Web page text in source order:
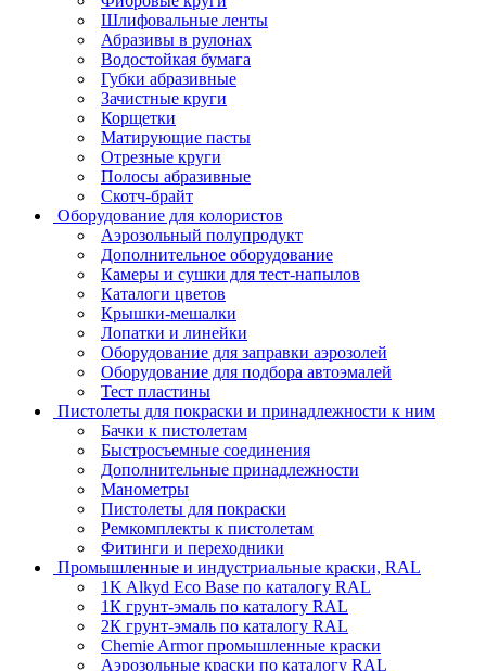
Шлифовальные ленты
Абразивы в рулонах
Водостойкая бумага
Губки абразивные
Зачистные круги
Корщетки
Матирующие пасты
Отрезные круги
Полосы абразивные
Скотч-брайт
Оборудование для колористов
Аэрозольный полупродукт
Дополнительное оборудование
Камеры и сушки для тест-напылов
Каталоги цветов
Крышки-мешалки
Лопатки и линейки
Оборудование для заправки аэрозолей
Оборудование для подбора автоэмалей
Тест пластины
Пистолеты для покраски и принадлежности к ним
Бачки к пистолетам
Быстросъемные соединения
Дополнительные принадлежности
Манометры
Пистолеты для покраски
Ремкомплекты к пистолетам
Фитинги и переходники
Промышленные и индустриальные краски, RAL
1K Alkyd Eco Base по каталогу RAL
1К грунт-эмаль по каталогу RAL
2К грунт-эмаль по каталогу RAL
Chemie Armor промышленные краски
Аэрозольные краски по каталогу RAL